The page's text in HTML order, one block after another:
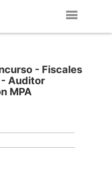
- Fiscales
Auditor
MPA